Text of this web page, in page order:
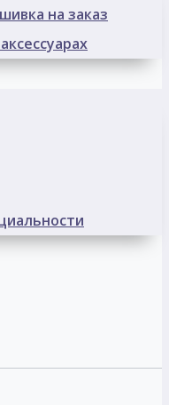
на заказ